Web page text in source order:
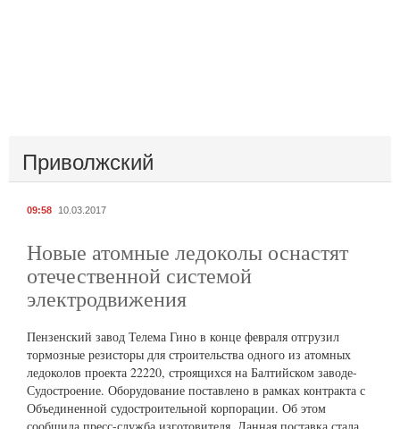
Приволжский
09:58 10.03.2017
Новые атомные ледоколы оснастят
отечественной системой
электродвижения
Пензенский завод Телема Гино в конце февраля отгрузил
тормозные резисторы для строительства одного из атомных
ледоколов проекта 22220, строящихся на Балтийском заводе-
Судостроение. Оборудование поставлено в рамках контракта с
Объединенной судостроительной корпорации. Об этом